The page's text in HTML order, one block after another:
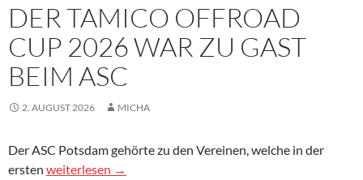
DER TAMICO OFFROAD
CUP 2026 WAR ZU GAST
BEIM ASC
2. AUGUST 2026 MICHA
Der ASC Potsdam gehörte zu den Vereinen, welche in der
ersten Der Tamico Offroad Cup 2026 war zu Gast beim ASC
weiterlesen →